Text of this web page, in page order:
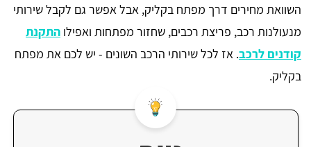
השוואת מחירים דרך מפתח בקליק, אבל אפשר גם לקבל שירותי
מנעולנות רכב, פריצת רכבים, שחזור מפתחות ואפילו התקנת
קודנים לרכב. אז לכל שירותי הרכב השונים - יש לכם את מפתח
בקליק.